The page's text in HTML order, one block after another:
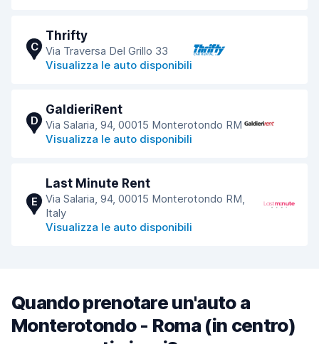
C
Thrifty
Via Traversa Del Grillo 33
Visualizza le auto disponibili
D
GaldieriRent
Via Salaria, 94, 00015 Monterotondo RM
Visualizza le auto disponibili
E
Last Minute Rent
Via Salaria, 94, 00015 Monterotondo RM,
Italy
Visualizza le auto disponibili
Quando prenotare un'auto a
Monterotondo - Roma (in centro)